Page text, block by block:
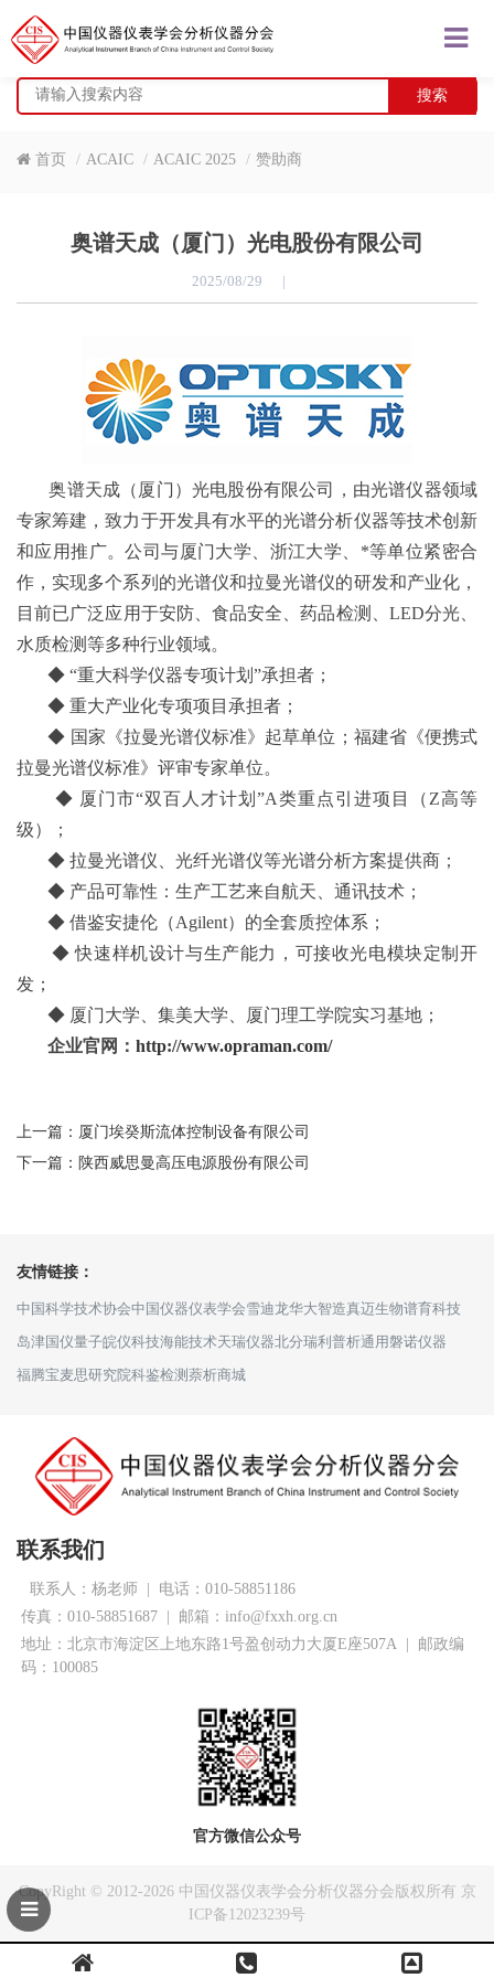
搜索
首页 ACAIC ACAIC 2025 赞助商
奥谱天成（厦门）光电股份有限公司
2025/08/29 |
奥谱天成（厦门）光电股份有限公司，由光谱仪器领域
专家筹建，致力于开发具有水平的光谱分析仪器等技术创新
和应用推广。公司与厦门大学、浙江大学、*等单位紧密合
作，实现多个系列的光谱仪和拉曼光谱仪的研发和产业化，
目前已广泛应用于安防、食品安全、药品检测、LED分光、
水质检测等多种行业领域。
◆ “重大科学仪器专项计划”承担者；
◆ 重大产业化专项项目承担者；
◆ 国家《拉曼光谱仪标准》起草单位；福建省《便携式
拉曼光谱仪标准》评审专家单位。
◆ 厦门市“双百人才计划”A类重点引进项目（Z高等
级）；
◆ 拉曼光谱仪、光纤光谱仪等光谱分析方案提供商；
◆ 产品可靠性：生产工艺来自航天、通讯技术；
◆ 借鉴安捷伦（Agilent）的全套质控体系；
◆ 快速样机设计与生产能力，可接收光电模块定制开
发；
◆ 厦门大学、集美大学、厦门理工学院实习基地；
企业官网： http://www.opraman.com/
上一篇：厦门埃癸斯流体控制设备有限公司
下一篇：陕西威思曼高压电源股份有限公司
友情链接：
中国科学技术协会中国仪器仪表学会雪迪龙华大智造真迈生物谱育科技
岛津国仪量子皖仪科技海能技术天瑞仪器北分瑞利 普析通用磐诺仪器
福腾宝麦思研究院科鉴检测 萘析商城
联系我们
联系人：杨老师
电话：010-58851186
传真：010-58851687 | 邮箱：info@fxxh.org.cn
地址：北京市海淀区上地东路1号盈创动力大厦E座507A | 邮政编
码：100085
官方微信公众号
CopyRight © 2012-2026 中国仪器仪表学会分析仪器分会 版权所有 京
ICP备12023239号